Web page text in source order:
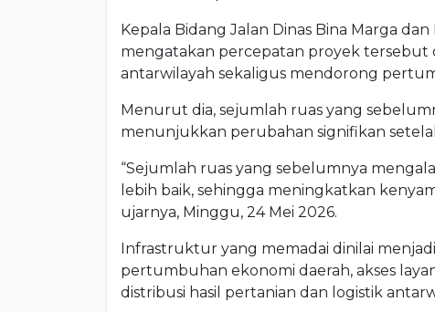
Kepala Bidang Jalan Dinas Bina Marga
mengatakan percepatan proyek
antarwilayah sekaligus mendorong
Menurut dia, sejumlah ruas yang
menunjukkan perubahan signifikan
“Sejumlah ruas yang sebelumnya
lebih baik, sehingga meningkatkan
ujarnya, Minggu, 24 Mei 2026.
Infrastruktur yang memadai dinilai
pertumbuhan ekonomi daerah, akses
distribusi hasil pertanian dan logistik